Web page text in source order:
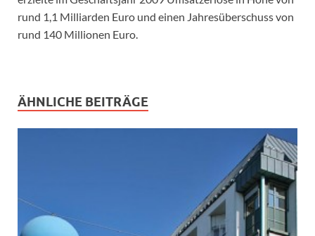
rund 1,1 Milliarden Euro und einen Jahresüberschuss von
rund 140 Millionen Euro.
ÄHNLICHE BEITRÄGE